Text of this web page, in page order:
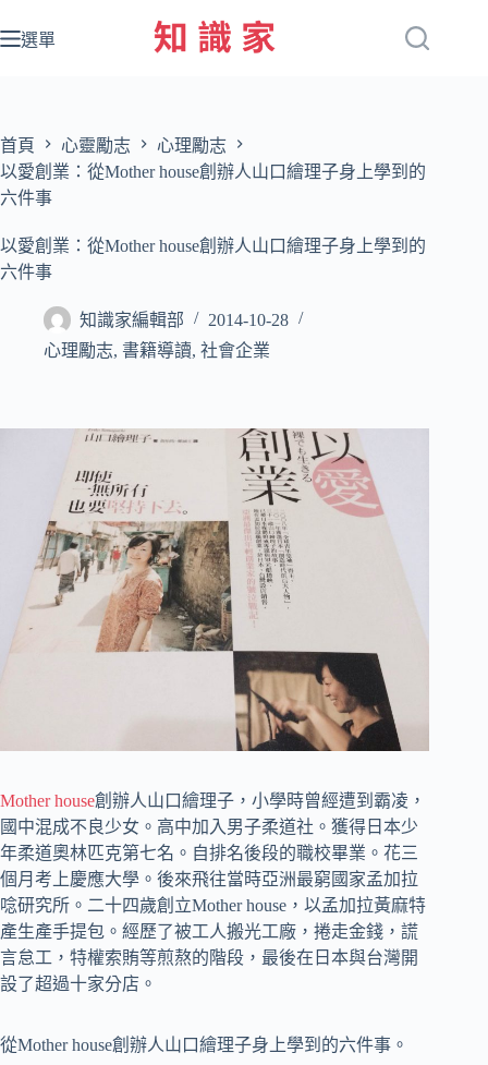
至
容
選單
首頁 心靈勵志
心理勵志
以愛創業：從Mother house創辦人山口繪理子身上學到的
六件事
以愛創業：從Mother house創辦人山口繪理子身上學到的
六件事
知識家編輯部
2014-10-28
心理勵志, 書籍導讀, 社會企業
Mother house創辦人山口繪理子，小學時曾經遭到霸凌，
國中混成不良少女。高中加入男子柔道社。獲得日本少
年柔道奧林匹克第七名。自排名後段的職校畢業。花三
個月考上慶應大學。後來飛往當時亞洲最窮國家孟加拉
唸研究所。二十四歲創立Mother house，以孟加拉黃麻特
產生產手提包。經歷了被工人搬光工廠，捲走金錢，謊
言怠工，特權索賄等煎熬的階段，最後在日本與台灣開
設了超過十家分店。
從Mother house創辦人山口繪理子身上學到的六件事。